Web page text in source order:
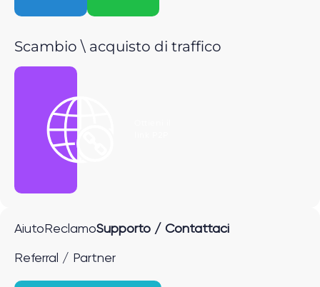
Scambio \ acquisto di traffico
Aiuto ReclamoSupporto / Contattaci
Referral / Partner